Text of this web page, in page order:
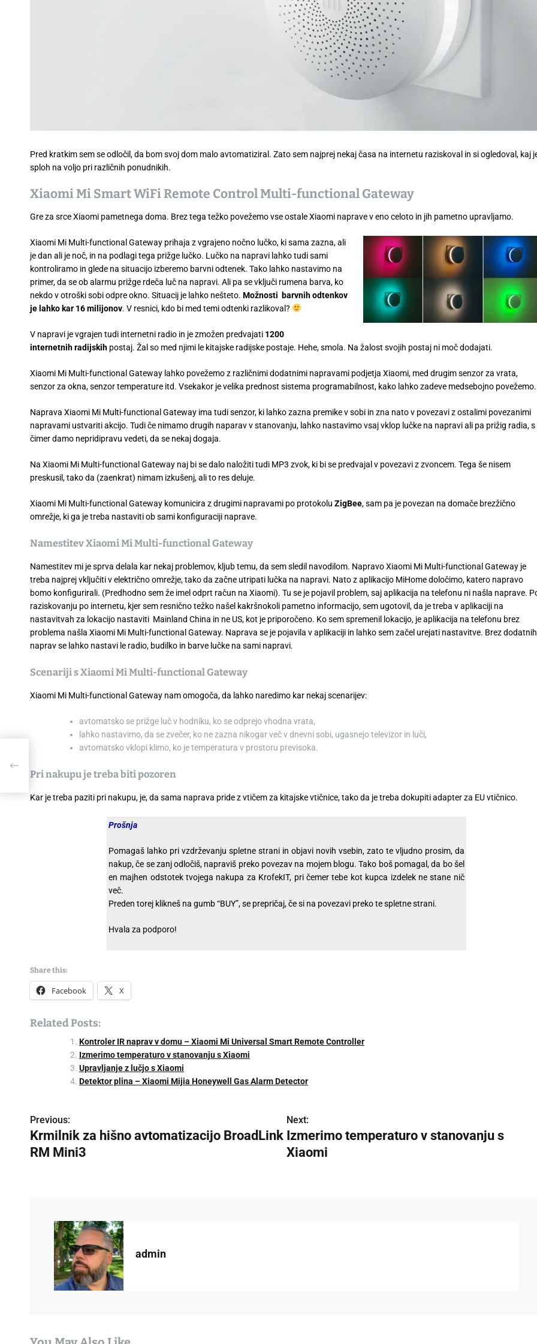
Pred kratkim sem se odločil, da bom svoj dom malo avtomatiziral. Zato sem najprej nekaj časa na internetu raziskoval in si ogledoval, kaj
sploh na voljo pri različnih ponudnikih.
Xiaomi Mi Smart WiFi Remote Control Multi-functional Gateway
Gre za srce Xiaomi pametnega doma. Brez tega težko povežemo vse ostale Xiaomi naprave v eno celoto in jih pametno upravljamo.
Xiaomi Mi Multi-functional Gateway prihaja z vgrajeno nočno lučko, ki sama zazna, ali
je dan ali je noč, in na podlagi tega prižge lučko. Lučko na napravi lahko tudi sami
kontroliramo in glede na situacijo izberemo barvni odtenek. Tako lahko nastavimo na
primer, da se ob alarmu prižge rdeča luč na napravi. Ali pa se vključi rumena barva, ko
nekdo v otroški sobi odpre okno. Situacij je lahko nešteto. Možnosti barvnih odtenkov
je lahko kar 16 milijonov. V resnici, kdo bi med temi odtenki razlikoval?
V napravi je vgrajen tudi internetni radio in je zmožen predvajati 1200
internetnihradijskih postaj. Žal so med njimi le kitajske radijske postaje. Hehe, smola. Na žalost svojih postaj ni moč dodajati.
Xiaomi Mi Multi-functional Gateway lahko povežemo z različnimi dodatnimi napravami podjetja Xiaomi, med drugim senzor za vrata,
senzor za okna, senzor temperature itd. Vsekakor je velika prednost sistema programabilnost, kako lahko zadeve medsebojno povežemo.
Naprava Xiaomi Mi Multi-functional Gateway ima tudi senzor, ki lahko zazna premike v sobi in zna nato v povezavi z ostalimi povezanimi
napravami ustvariti akcijo. Tudi če nimamo drugih naparav v stanovanju, lahko nastavimo vsaj vklop lučke na napravi ali pa prižig radia, s
čimer damo nepridipravu vedeti, da se nekaj dogaja.
Na Xiaomi Mi Multi-functional Gateway naj bi se dalo naložiti tudi MP3 zvok, ki bi se predvajal v povezavi z zvoncem. Tega še nisem
preskusil, tako da (zaenkrat) nimam izkušenj, ali to res deluje.
Xiaomi Mi Multi-functional Gateway komunicira z drugimi napravami po protokolu ZigBee, sam pa je povezan na domače brezžično
omrežje, ki ga je treba nastaviti ob sami konfiguraciji naprave.
Namestitev Xiaomi Mi Multi-functional Gateway
Namestitev mi je sprva delala kar nekaj problemov, kljub temu, da sem sledil navodilom. Napravo Xiaomi Mi Multi-functional Gateway je
treba najprej vključiti v električno omrežje, tako da začne utripati lučka na napravi. Nato z aplikacijo MiHome določimo, katero napravo
bomo konfigurirali. (Predhodno sem že imel odprt račun na Xiaomi). Tu se je pojavil problem, saj aplikacija na telefonu ni našla naprave.
raziskovanju po internetu, kjer sem resnično težko našel kakršnokoli pametno informacijo, sem ugotovil, da je treba v aplikaciji na
nastavitvah za lokacijo nastaviti Mainland China in ne US, kot je priporočeno. Ko sem spremenil lokacijo, je aplikacija na telefonu brez
problema našla Xiaomi Mi Multi-functional Gateway. Naprava se je pojavila v aplikaciji in lahko sem začel urejati nastavitve. Brez dodatnih
naprav se lahko nastavi le radio, budilko in barve lučke na sami napravi.
Scenariji s Xiaomi Mi Multi-functional Gateway
Xiaomi Mi Multi-functional Gateway nam omogoča, da lahko naredimo kar nekaj scenarijev:
avtomatsko se prižge luč v hodniku, ko se odprejo vhodna vrata,
lahko nastavimo, da se zvečer, ko ne zazna nikogar več v dnevni sobi, ugasnejo televizor in luči,
avtomatsko vklopi klimo, ko je temperatura v prostoru previsoka.
Pri nakupu je treba biti pozoren
Kar je treba paziti pri nakupu, je, da sama naprava pride z vtičem za kitajske vtičnice, tako da je treba dokupiti adapter za EU vtičnico.
Prošnja
Pomagaš lahko pri vzdrževanju spletne strani in objavi novih vsebin, zato te vljudno prosim, da
nakup, če se zanj odločiš, napraviš preko povezav na mojem blogu. Tako boš pomagal, da bo šel
en majhen odstotek tvojega nakupa za KrofekIT, pri čemer tebe kot kupca izdelek ne stane nič
več.
Preden torej klikneš na gumb “BUY”, se prepričaj, če si na povezavi preko te spletne strani.
Hvala za podporo!
Share this:
Facebook X
Related Posts:
Kontroler IR naprav v domu – Xiaomi Mi Universal Smart Remote Controller
Izmerimo temperaturo v stanovanju s Xiaomi
Upravljanje z lučjo s Xiaomi
Detektor plina – Xiaomi Mijia Honeywell Gas Alarm Detector
P
o
Previous:
Krmilnik za hišno avtomatizacijo BroadLink
RM Mini3
Next:
Izmerimo temperaturo v stanovanju s
Xiaomi
admin